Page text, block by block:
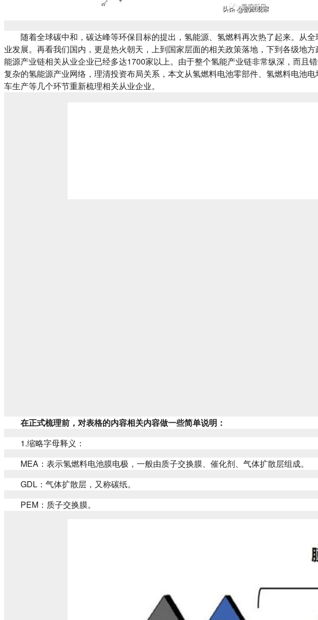
随着全球碳中和，碳达峰等环保目标的提出，氢能源、氢燃料再次热了起来。从
业发展。再看我们国内，更是热火朝天，上到国家层面的相关政策落地，下到各级地
能源产业链相关从业企业已经多达1700家以上。由于整个氢能产业链非常纵深，而
复杂的氢能源产业网络，理清投资布局关系，本文从氢燃料电池零部件、氢燃料电池
车生产等几个环节重新梳理相关从业企业。
在正式梳理前，对表格的内容相关内容做一些简单说明：
1.缩略字母释义：
MEA：表示氢燃料电池膜电极，一般由质子交换膜、催化剂、气体扩散层组成。
GDL：气体扩散层，又称碳纸。
PEM：质子交换膜。